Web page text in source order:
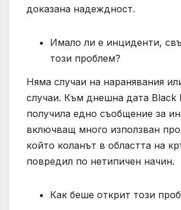
доказана надеждност.
Имало ли е инциденти,
този проблем?
Няма случаи на наранявания
случаи. Към днешна дата Black
получила едно съобщение за
включващ много използван
който коланът в областта на
повредил по нетипичен начин.
Как беше открит този